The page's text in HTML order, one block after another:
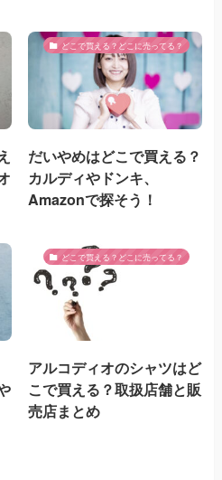
どこで買える？どこに売ってる？
だいやめはどこで買える？
カルディやドンキ、
Amazonで探そう！
どこで買える？どこに売ってる？
アルコディオのシャツはど
こで買える？取扱店舗と販
売店まとめ